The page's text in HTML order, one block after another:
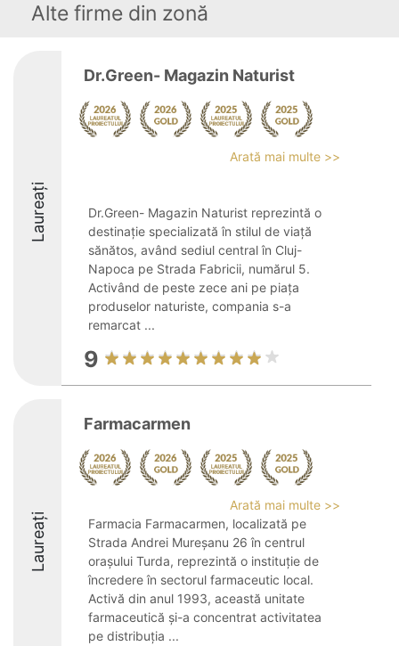
Alte firme din zonă
Laureați
Dr.Green- Magazin Naturist
Arată mai multe >>
Dr.Green- Magazin Naturist reprezintă o
destinație specializată în stilul de viață
sănătos, având sediul central în Cluj-
Napoca pe Strada Fabricii, numărul 5.
Activând de peste zece ani pe piața
produselor naturiste, compania s-a
remarcat ...
9
Laureați
Farmacarmen
Arată mai multe >>
Farmacia Farmacarmen, localizată pe
Strada Andrei Mureșanu 26 în centrul
orașului Turda, reprezintă o instituție de
încredere în sectorul farmaceutic local.
Activă din anul 1993, această unitate
farmaceutică și-a concentrat activitatea
pe distribuția ...